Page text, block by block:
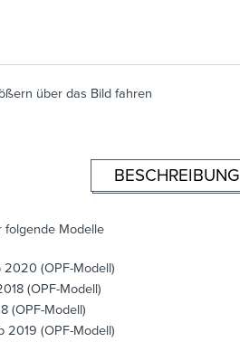
über das Bild fahren
BESCHREIBUNG
folgende Modelle
2020 (OPF-Modell)
(OPF-Modell)
(OPF-Modell)
2019 (OPF-Modell)